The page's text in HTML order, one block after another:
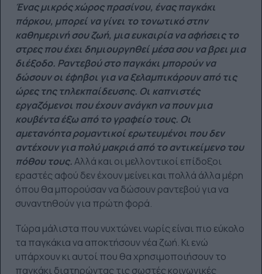
Ένας μικρός χώρος πρασίνου, ένας παγκάκι
πάρκου, μπορεί να γίνει το τονωτικό στην
καθημερινή σου ζωή, μια ευκαιρία να αφήσεις το
στρες που έχει δημιουργηθεί μέσα σου να βρει μια
διέξοδο. Ραντεβού στο παγκάκι μπορούν να
δώσουν οι έφηβοι για να ξελαμπικάρουν από τις
ώρες της τηλεκπαίδευσης. Οι καπνιστές
εργαζόμενοι που έχουν ανάγκη να πουν μια
κουβέντα έξω από το γραφείο τους. Οι
αμετανόητα ρομαντικοί ερωτευμένοι που δεν
αντέχουν για πολύ μακριά από το αντικείμενο του
πόθου τους.Αλλά και οι μελλοντικοί επίδοξοι
εραστές αφού δεν έχουν μείνει και πολλά άλλα μέρη
όπου θα μπορούσαν να δώσουν ραντεβού για να
συναντηθούν για πρώτη φορά.
Τώρα μάλιστα που νυχτώνει νωρίς είναι πιο εύκολο
τα παγκάκια να αποκτήσουν νέα ζωή. Κι ενώ
υπάρχουν κι αυτοί που θα χρησιμοποιήσουν το
παγκάκι διατηρώντας τις σωστές κοινωνικές